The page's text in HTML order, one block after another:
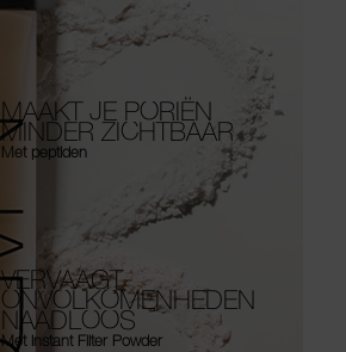
MAAKT JE PORIËN
MINDER ZICHTBAAR
Met peptiden
VERVAAGT
ONVOLKOMENHEDEN
NAADLOOS
Met Instant Filter Powder